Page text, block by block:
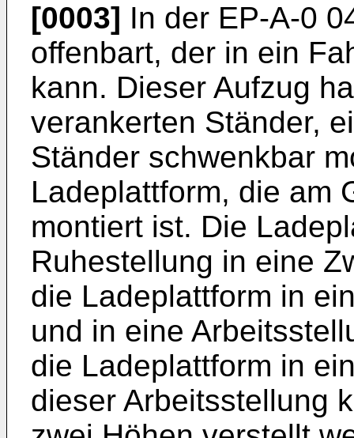
[0003] In der EP-A-0
offenbart, der in ein
kann. Dieser Aufzug
verankerten Ständer,
Ständer schwenkbar
Ladeplattform, die am
montiert ist. Die
Ruhestellung in eine
die Ladeplattform in
und in eine
die Ladeplattform in
dieser Arbeitsstellung